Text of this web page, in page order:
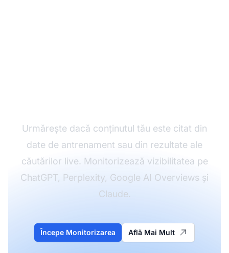
Urmărește dacă conținutul tău este citat din
date de antrenament sau din rezultate ale
căutărilor live. Monitorizează vizibilitatea pe
ChatGPT, Perplexity, Google AI Overviews și
Claude.
Începe Monitorizarea Află Mai Mult